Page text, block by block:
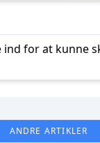
ind for at kunne
ANDRE ARTIKLER